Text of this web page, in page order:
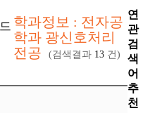
학과정보 : 전자공
학과 광신호처리
전공
(검색결과 13 건)
연
관
검
색
어
추
천